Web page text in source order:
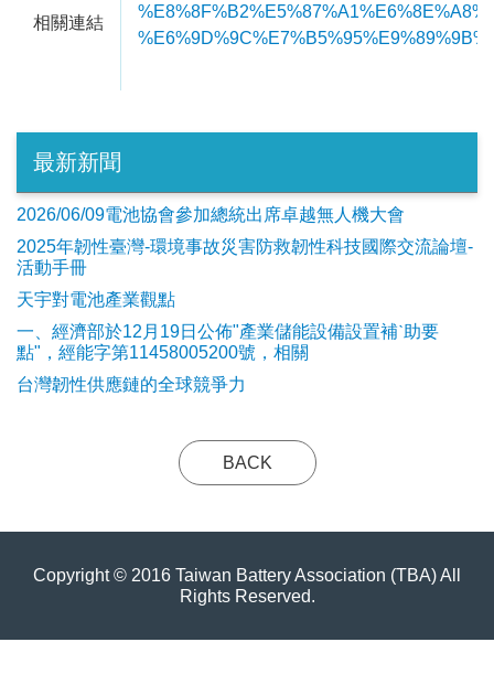
相關連結
最新新聞
2026/06/09電池協會參加總統出席卓越無人機大會
2025年韌性臺灣-環境事故災害防救韌性科技國際交流論壇-
活動手冊
天宇對電池產業觀點
​一、經濟部於12月19日公佈"產業儲能設備設置補ˋ助要
點"，經能字第11458005200號，相關
台灣韌性供應鏈的全球競爭力
BACK
Copyright © 2016 Taiwan Battery Association (TBA) All
Rights Reserved.